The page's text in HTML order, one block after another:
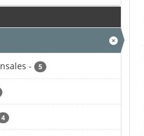
- 5
4